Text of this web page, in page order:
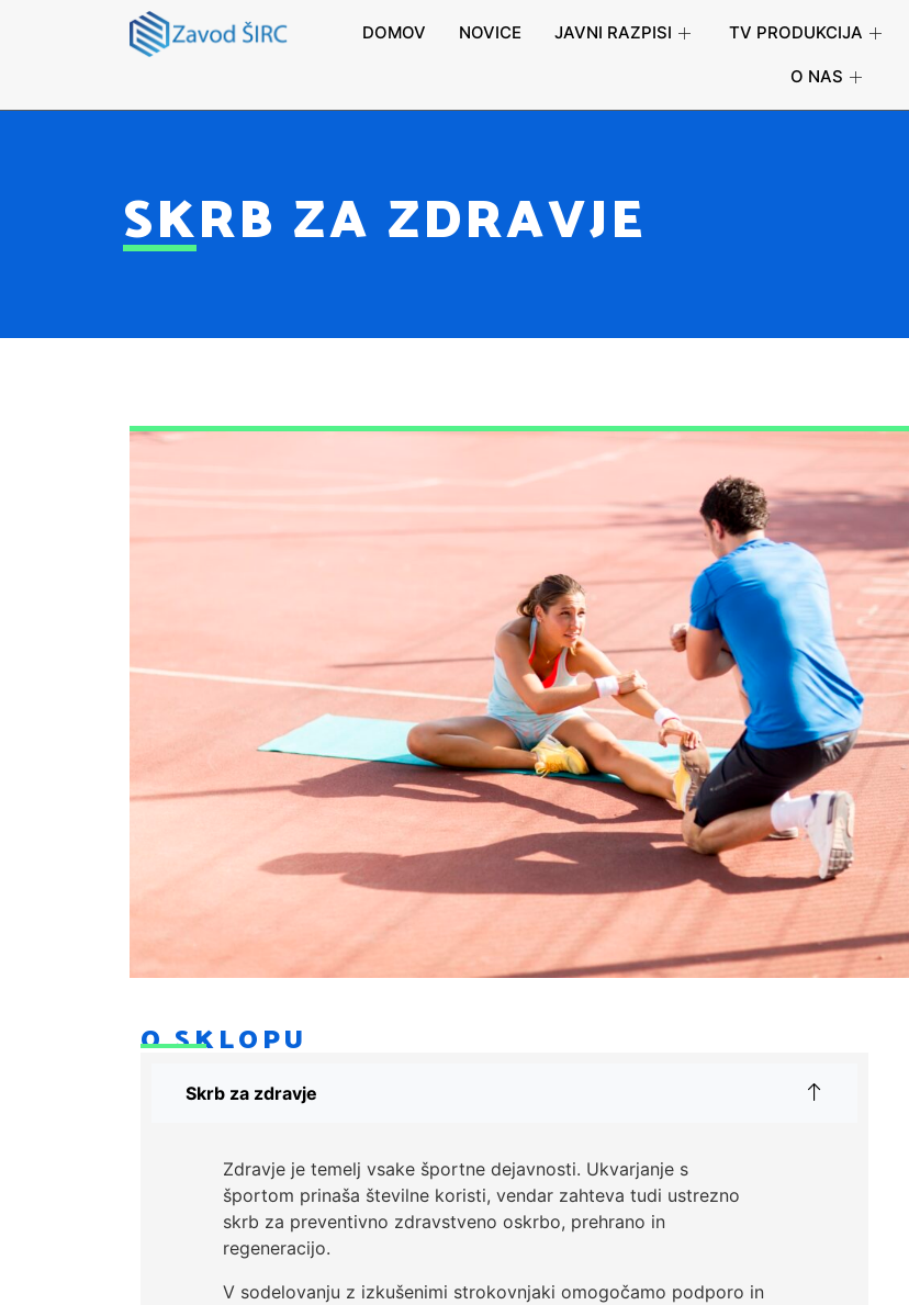
DOMOV NOVICE JAVNI RAZPISI TV PRODUKCIJA
O NAS
SKRB ZA ZDRAVJE
O SKLOPU
Skrb za zdravje
Zdravje je temelj vsake športne dejavnosti. Ukvarjanje s
športom prinaša številne koristi, vendar zahteva tudi ustrezno
skrb za preventivno zdravstveno oskrbo, prehrano in
regeneracijo.
V sodelovanju z izkušenimi strokovnjaki omogočamo podporo in